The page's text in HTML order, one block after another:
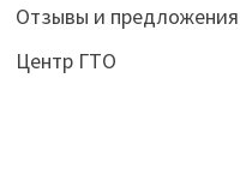
Отзывы и предложения
Центр ГТО